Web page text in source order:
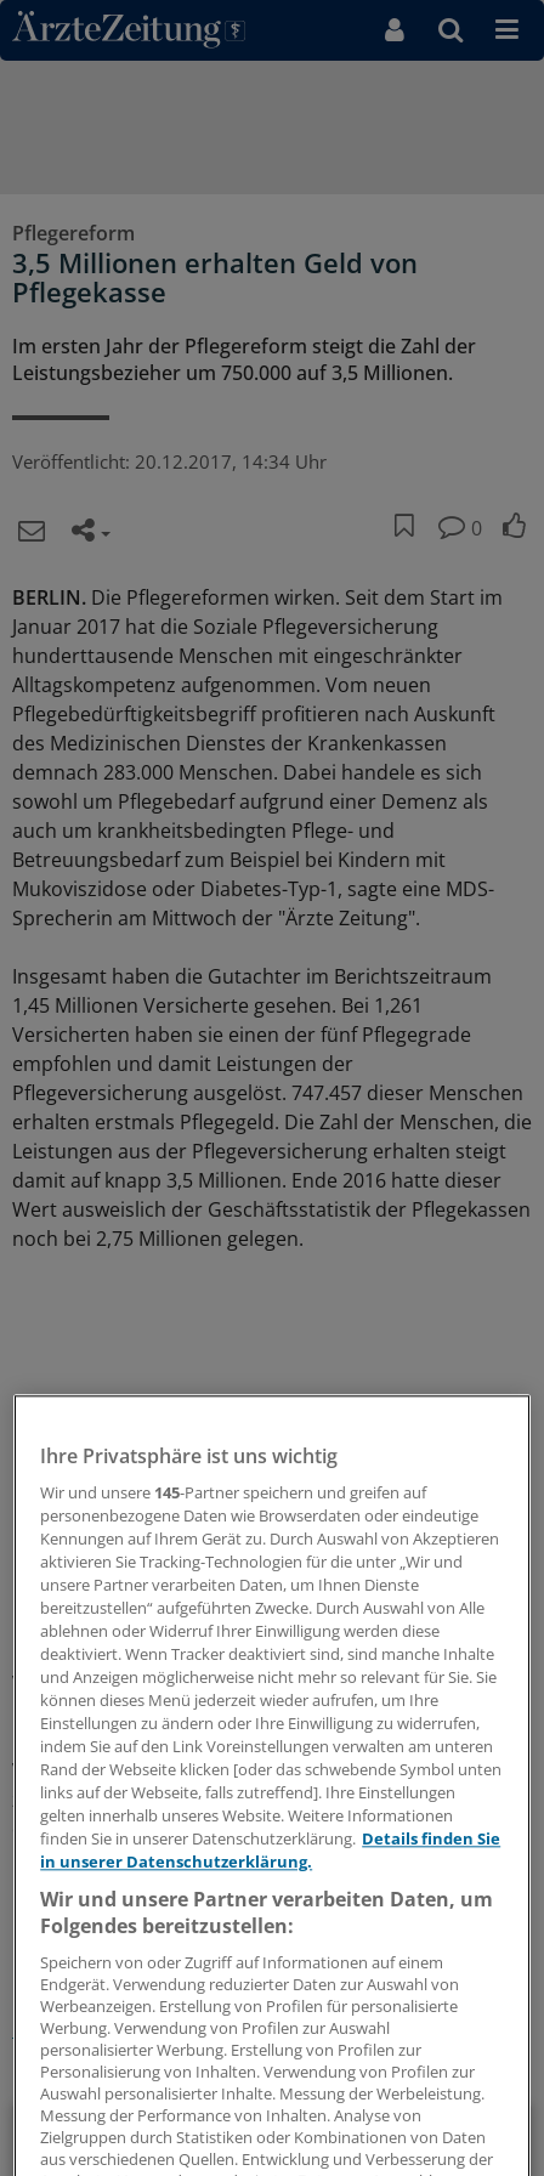
Direkt zum Inhaltsbereich
Pflegereform
3,5 Millionen erhalten Geld von
Pflegekasse
Im ersten Jahr der Pflegereform steigt die Zahl der
Leistungsbezieher um 750.000 auf 3,5 Millionen.
Veröffentlicht: 20.12.2017, 14:34 Uhr
0
BERLIN. Die Pflegereformen wirken. Seit dem Start im
Januar 2017 hat die Soziale Pflegeversicherung
hunderttausende Menschen mit eingeschränkter
Alltagskompetenz aufgenommen. Vom neuen
Pflegebedürftigkeitsbegriff profitieren nach Auskunft
des Medizinischen Dienstes der Krankenkassen
demnach 283.000 Menschen. Dabei handele es sich
sowohl um Pflegebedarf aufgrund einer Demenz als
auch um krankheitsbedingten Pflege- und
Betreuungsbedarf zum Beispiel bei Kindern mit
Mukoviszidose oder Diabetes-Typ-1, sagte eine MDS-
Sprecherin am Mittwoch der "Ärzte Zeitung".
Insgesamt haben die Gutachter im Berichtszeitraum
1,45 Millionen Versicherte gesehen. Bei 1,261
Versicherten haben sie einen der fünf Pflegegrade
empfohlen und damit Leistungen der
Pflegeversicherung ausgelöst. 747.457 dieser Menschen
erhalten erstmals Pflegegeld. Die Zahl der Menschen, die
Leistungen aus der Pflegeversicherung erhalten steigt
damit auf knapp 3,5 Millionen. Ende 2016 hatte dieser
Wert ausweislich der Geschäftsstatistik der Pflegekassen
noch bei 2,75 Millionen gelegen.
Die Reformen seit 2014 gelten als eine der größten
Reformen einer Sozialversicherung überhaupt. Die
Versicherten finanzieren sie mit einem Beitragsanstieg
um 0,5 Prozent auf 2,55 Prozent sowie 2,8 Prozent für
Kinderlose. Damit fließen der Pflegeversicherung im
Vergleich zu 2014 mehr als sechs Milliarden Euro im Jahr
zusätzlich zu. Rund 1,2 Milliarden Euro davon werden in
einem Vorsorgefonds angespart, der ab 2035
Beitragserhöhungen dämpfen soll.
Schlagworte:
Pflege
Ihr Newsletter zum Thema
Politik & Debatte
Ihre Privatsphäre ist uns wichtig
Wir und unsere 145-Partner speichern und greifen auf
personenbezogene Daten wie Browserdaten oder eindeutige
Kennungen auf Ihrem Gerät zu. Durch Auswahl von Akzeptieren
aktivieren Sie Tracking-Technologien für die unter „Wir und
unsere Partner verarbeiten Daten, um Ihnen Dienste
bereitzustellen“ aufgeführten Zwecke. Durch Auswahl von Alle
ablehnen oder Widerruf Ihrer Einwilligung werden diese
deaktiviert. Wenn Tracker deaktiviert sind, sind manche Inhalte
und Anzeigen möglicherweise nicht mehr so relevant für Sie. Sie
können dieses Menü jederzeit wieder aufrufen, um Ihre
Einstellungen zu ändern oder Ihre Einwilligung zu widerrufen,
indem Sie auf den Link Voreinstellungen verwalten am unteren
Rand der Webseite klicken [oder das schwebende Symbol unten
links auf der Webseite, falls zutreffend]. Ihre Einstellungen
gelten innerhalb unseres Website. Weitere Informationen
finden Sie in unserer Datenschutzerklärung. Details finden Sie
in unserer Datenschutzerklärung.
Wir und unsere Partner verarbeiten Daten, um
Folgendes bereitzustellen:
Speichern von oder Zugriff auf Informationen auf einem
Endgerät. Verwendung reduzierter Daten zur Auswahl von
Werbeanzeigen. Erstellung von Profilen für personalisierte
Werbung. Verwendung von Profilen zur Auswahl
personalisierter Werbung. Erstellung von Profilen zur
Personalisierung von Inhalten. Verwendung von Profilen zur
Auswahl personalisierter Inhalte. Messung der Werbeleistung.
Messung der Performance von Inhalten. Analyse von
Zielgruppen durch Statistiken oder Kombinationen von Daten
aus verschiedenen Quellen. Entwicklung und Verbesserung der